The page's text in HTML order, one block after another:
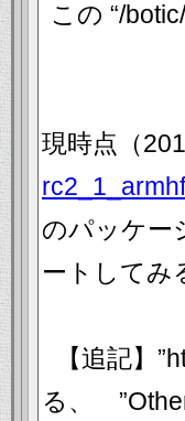
この “/
現時点（
のパッケー
ートしてみ
【追記】
る、